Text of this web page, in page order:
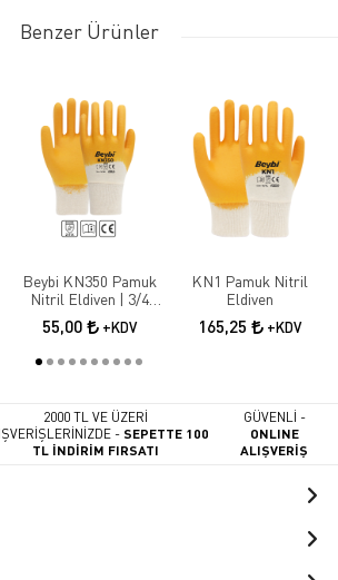
Benzer Ürünler
Beybi KN350 Pamuk
Nitril Eldiven | 3/4
Nitril Kaplama İş
Eldiveni
55,00 +KDV
KN1 Pamuk Nitril
Eldiven
165,25 +KDV
2000 TL VE ÜZERİ
-SEPETTE 100
TL İNDİRİM FIRSATI
GÜVENLİ -
ONLINE
ALIŞVERİŞ